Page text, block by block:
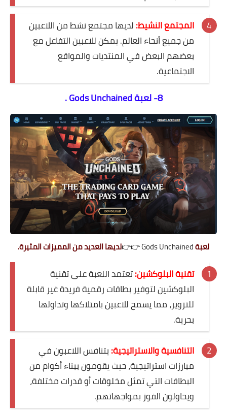
المجتمع النشيط:لديها مجتمع نشط من اللاعبين
من جميع أنحاء العالم. يمكن للاعبين التفاعل مع
بعضهم البعض في المنتديات والمواقع
الاجتماعية.
8- لعبة Gods Unchained .
لعبةGods Unchained
👉👉لديها العديد من المميزات المثيرة.
تقنية البلوكشين:تعتمد اللعبة على تقنية
البلوكشين لتوفير بطاقات رقمية فريدة غير قابلة
للتزوير، مما يسمح للاعبين بامتلاكها وتداولها
بحرية.
التنافسية والاستراتيجية:يتنافس اللاعبون في
مبارزات استراتيجية، حيث يقومون ببناء أكوام من
البطاقات التي تمثل مخلوقات أو قدرات مختلفة،
ويحاولون الفوز بمواجهاتهم.